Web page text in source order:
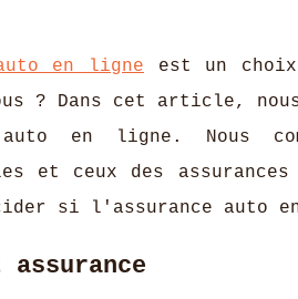
en ligne est un
? Dans cet article,
en ligne. Nous
et ceux des
si l'assurance auto